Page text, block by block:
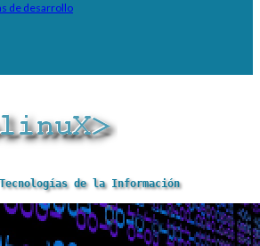
de desarrollo
de la Información